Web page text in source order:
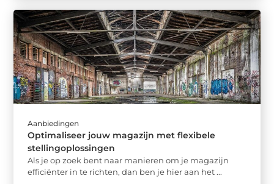
Aanbiedingen
Optimaliseer jouw magazijn met flexibele
stellingoplossingen
Als je op zoek bent naar manieren om je magazijn
efficiënter in te richten, dan ben je hier aan het ...